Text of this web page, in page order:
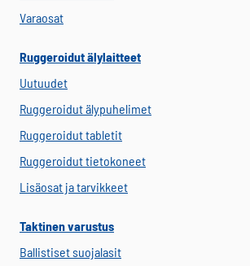
Varaosat
Ruggeroidut älylaitteet
Uutuudet
Ruggeroidut älypuhelimet
Ruggeroidut tabletit
Ruggeroidut tietokoneet
Lisäosat ja tarvikkeet
Taktinen varustus
Ballistiset suojalasit